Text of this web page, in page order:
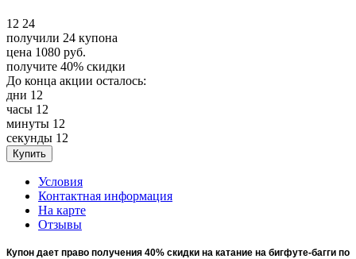
12 24
получили 24 купона
цена 1080 руб.
получите 40% скидки
До конца акции осталось:
дни 12
часы 12
минуты 12
секунды 12
Условия
Контактная информация
На карте
Отзывы
Купон дает право получения 40% скидки на катание на бигфуте-багги по